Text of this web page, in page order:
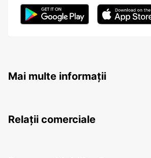
Mai multe informații
Relații comerciale